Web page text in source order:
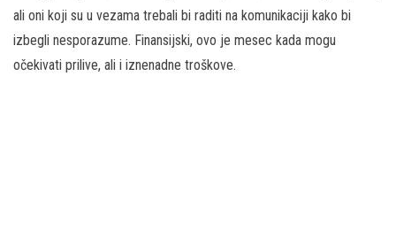
ali oni koji su u vezama trebali bi raditi na komunikaciji kako bi
izbegli nesporazume. Finansijski, ovo je mesec kada mogu
očekivati prilive, ali i iznenadne troškove.